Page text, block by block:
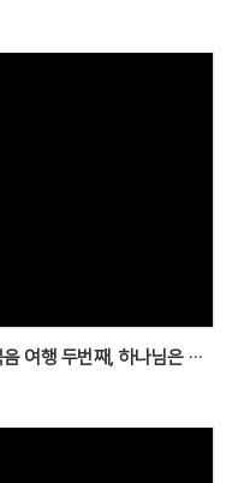
[유아부 story] 예배 스케치_ 알록달록 복음 여행 두번째, 하나님은 죄를 싫어하세요. 060308